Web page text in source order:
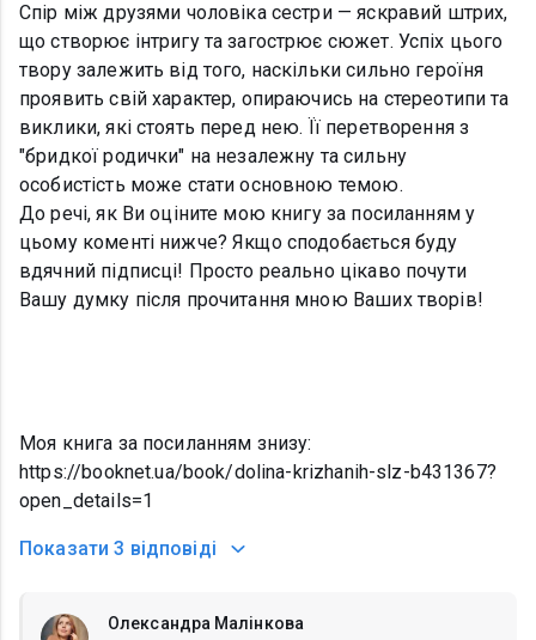
Спір між друзями чоловіка сестри — яскравий штрих,
що створює інтригу та загострює сюжет. Успіх цього
твору залежить від того, наскільки сильно героїня
проявить свій характер, опираючись на стереотипи та
виклики, які стоять перед нею. Її перетворення з
"бридкої родички" на незалежну та сильну
особистість може стати основною темою.
До речі, як Ви оціните мою книгу за посиланням у
цьому коменті нижче? Якщо сподобається буду
вдячний підписці! Просто реально цікаво почути
Вашу думку після прочитання мною Ваших творів!
Моя книга за посиланням знизу:
https://booknet.ua/book/dolina-krizhanih-slz-b431367?
open_details=1
Показати 3 відповіді
Олександра Малінкова